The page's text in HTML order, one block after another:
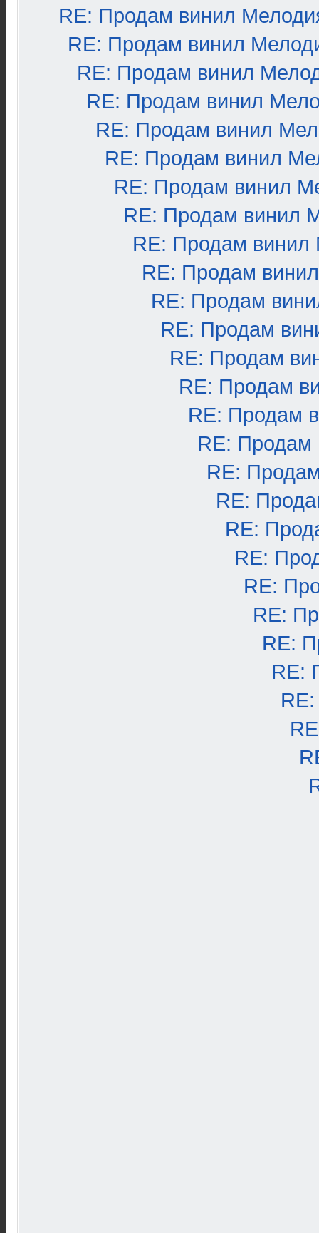
RE: Продам винил
RE: Продам винил
RE: Продам винил
RE: Продам винил
RE: Продам винил
RE: Продам винил
RE: Продам винил
RE: Продам винил
RE: Продам винил
RE: Продам
RE: Продам
RE: Продам
RE: Продам
RE: Продам
RE: Продам
RE: Продам
RE:
RE:
RE:
RE:
RE:
RE:
RE:
RE: